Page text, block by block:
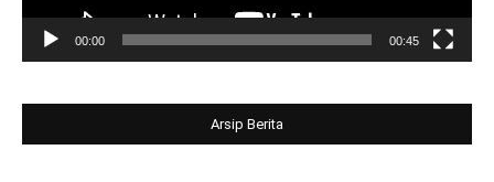
00:00 00:45
Arsip Berita